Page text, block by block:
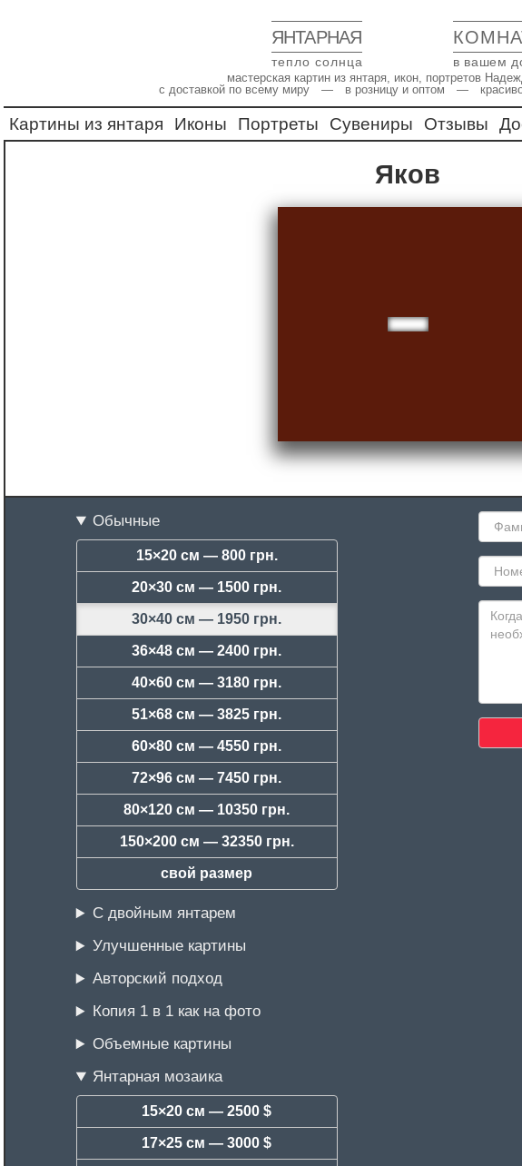
ЯНТАРНАЯ
тепло солнца в вашем
мастерская картин из янтаря, икон, портретов
с доставкой по всему миру — в розницу и оптом — красиво,
Картины из янтаря Иконы Портреты Сувениры Отзывы
Яков
Обычные
15×20 см — 800 грн.
20×30 см — 1500 грн.
30×40 см — 1950 грн.
36×48 см —2400 грн.
40×60 см —3180 грн.
51×68 см —3825 грн.
60×80 см —4550 грн.
72×96 см —7450 грн.
80×120 см — 10350 грн.
150×200 см — 32350 грн.
свой размер
С двойным янтарем
Улучшенные картины
Авторский подход
Копия 1 в 1 как на фото
Объемные картины
Янтарная мозаика
15×20 см —2500 $
17×25 см —3000 $